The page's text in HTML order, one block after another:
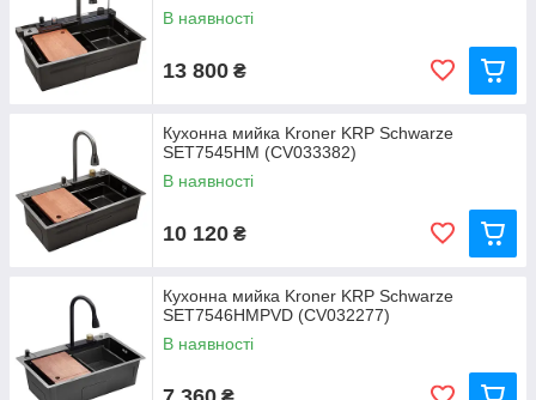
В наявності
13 800 ₴
Кухонна мийка Kroner KRP Schwarze
SET7545HM (CV033382)
В наявності
10 120 ₴
Кухонна мийка Kroner KRP Schwarze
SET7546HMPVD (CV032277)
В наявності